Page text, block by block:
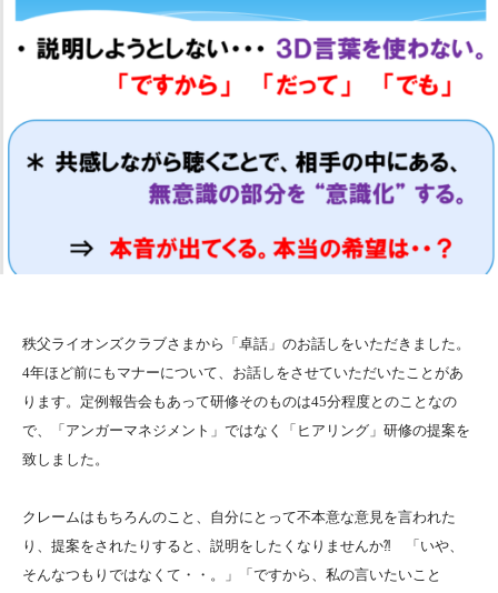
秩父ライオンズクラブさまから「卓話」のお話しをいただきました。
4年ほど前にもマナーについて、お話しをさせていただいたことがあ
ります。定例報告会もあって研修そのものは45分程度とのことなの
で、「アンガーマネジメント」ではなく「ヒアリング」研修の提案を
致しました。
クレームはもちろんのこと、自分にとって不本意な意見を言われた
り、提案をされたりすると、説明をしたくなりませんか⁈ 「いや、
そんなつもりではなくて・・。」「ですから、私の言いたいこと